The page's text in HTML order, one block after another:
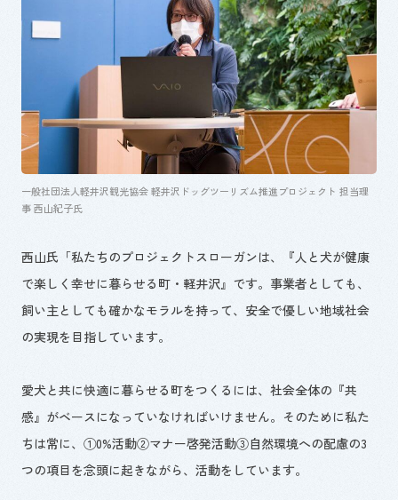
一般社団法人軽井沢観光協会 軽井沢ドッグツーリズム推進プロジェクト 担当理
事 西山紀子氏
西山氏「私たちのプロジェクトスローガンは、『人と犬が健康
で楽しく幸せに暮らせる町・軽井沢』です。事業者としても、
飼い主としても確かなモラルを持って、安全で優しい地域社会
の実現を目指しています。
愛犬と共に快適に暮らせる町をつくるには、社会全体の『共
感』がベースになっていなければいけません。そのために私た
ちは常に、①0%活動②マナー啓発活動③自然環境への配慮の3
つの項目を念頭に起きながら、活動をしています。